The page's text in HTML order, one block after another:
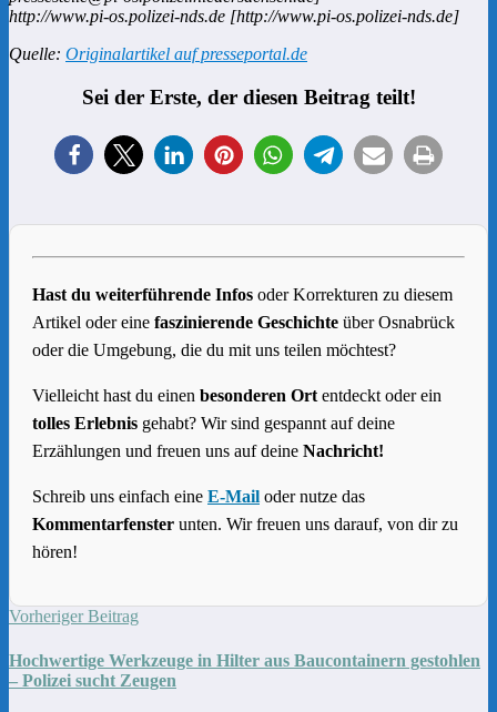
http://www.pi-os.polizei-nds.de [http://www.pi-os.polizei-nds.de]
Quelle: Originalartikel auf presseportal.de
Sei der Erste, der diesen Beitrag teilt!
Hast du weiterführende Infos oder Korrekturen zu diesem
Artikel oder eine faszinierende Geschichte über Osnabrück
oder die Umgebung, die du mit uns teilen möchtest?
Vielleicht hast du einen besonderen Ort entdeckt oder ein
tolles Erlebnis gehabt? Wir sind gespannt auf deine
Erzählungen und freuen uns auf deine Nachricht!
Schreib uns einfach eine E-Mail oder nutze das
Kommentarfenster unten. Wir freuen uns darauf, von dir zu
hören!
Vorheriger Beitrag
Hochwertige Werkzeuge in Hilter aus Baucontainern gestohlen
– Polizei sucht Zeugen